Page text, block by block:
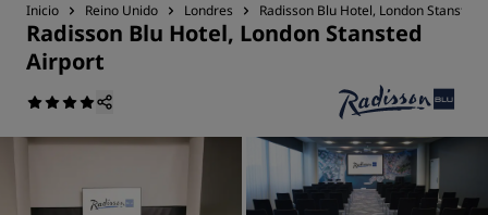
Inicio Reino Unido Londres Radisson Blu Hotel, London Stansted
Radisson Blu Hotel, London Stansted
Airport